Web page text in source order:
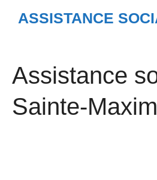
ASSISTANCE
Assistance
Sainte-